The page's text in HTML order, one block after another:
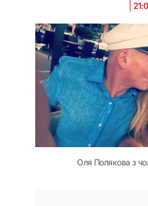
Оля Полякова з